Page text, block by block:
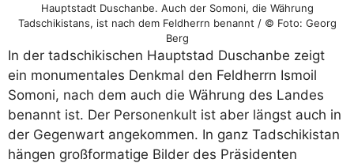
Hauptstadt Duschanbe. Auch der Somoni, die Währung
Tadschikistans, ist nach dem Feldherrn benannt / © Foto: Georg
Berg
In der tadschikischen Hauptstad Duschanbe zeigt
ein monumentales Denkmal den Feldherrn Ismoil
Somoni, nach dem auch die Währung des Landes
benannt ist. Der Personenkult ist aber längst auch in
der Gegenwart angekommen. In ganz Tadschikistan
hängen großformatige Bilder des Präsidenten